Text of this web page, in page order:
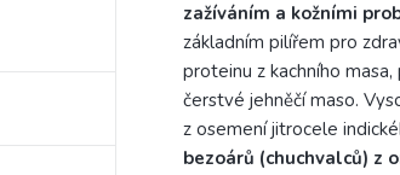
zažíváním a kožními
základním pilířem pro
proteinu z kachního
čerstvé jehněčí maso.
z osemení jitrocele
bezoárů (chuchvalců) z